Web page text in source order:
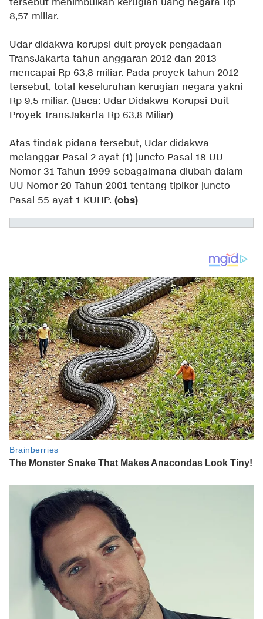
8,57 miliar.
Udar didakwa korupsi duit proyek pengadaan
TransJakarta tahun anggaran 2012 dan 2013
mencapai Rp 63,8 miliar. Pada proyek tahun 2012
tersebut, total keseluruhan kerugian negara yakni
Rp 9,5 miliar. (Baca: Udar Didakwa Korupsi Duit
Proyek TransJakarta Rp 63,8 Miliar)
Atas tindak pidana tersebut, Udar didakwa
melanggar Pasal 2 ayat (1) juncto Pasal 18 UU
Nomor 31 Tahun 1999 sebagaimana diubah dalam
UU Nomor 20 Tahun 2001 tentang tipikor juncto
Pasal 55 ayat 1 KUHP. (obs)